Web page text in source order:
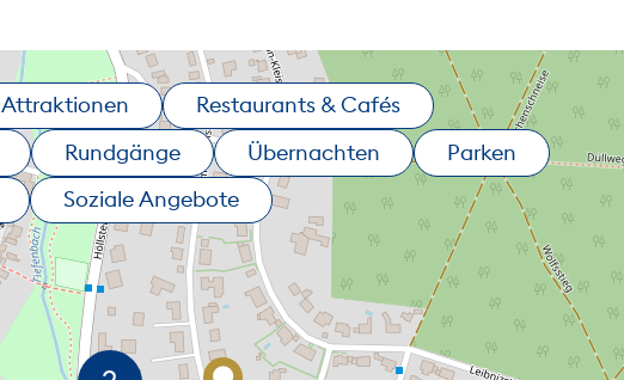
Attraktionen
Restaurants & Cafés
Rundgänge Übernachten
Parken
Soziale Angebote